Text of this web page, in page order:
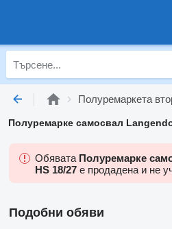
Полуремаркета
Полуремарке самосвал
Обявата Полуремарке
HS 18/27 е продадена и не
Подобни обяви